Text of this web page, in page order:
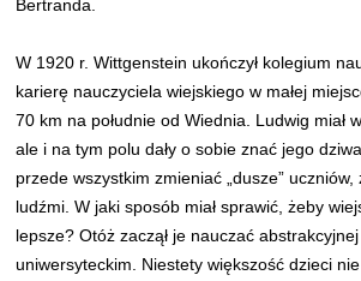
Bertranda.
W 1920 r. Wittgenstein ukończył kolegium
karierę nauczyciela wiejskiego w małej
70 km na południe od Wiednia. Ludwig miał
ale i na tym polu dały o sobie znać jego
przede wszystkim zmieniać „dusze”
ludźmi. W jaki sposób miał sprawić, żeby
lepsze? Otóż zaczął je nauczać
uniwersyteckim. Niestety większość dzieci nie